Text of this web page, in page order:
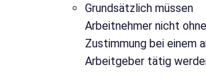
Grundsätzlich müssen
Arbeitnehmer nicht ohne
Zustimmung bei einem
Arbeitgeber tätig